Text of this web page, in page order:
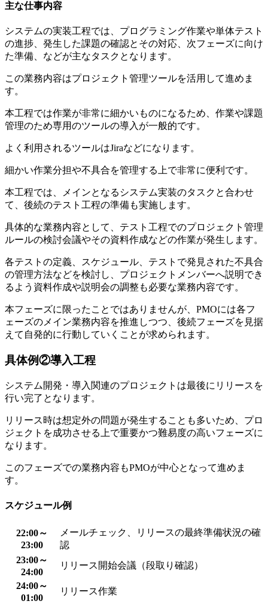
主な仕事内容
システムの実装工程では、プログラミング作業や単体テスト
の進捗、発生した課題の確認とその対応、次フェーズに向け
た準備、などが主なタスクとなります。
この業務内容はプロジェクト管理ツールを活用して進めま
す。
本工程では作業が非常に細かいものになるため、作業や課題
管理のため専用のツールの導入が一般的です。
よく利用されるツールはJiraなどになります。
細かい作業分担や不具合を管理する上で非常に便利です。
本工程では、メインとなるシステム実装のタスクと合わせ
て、後続のテスト工程の準備も実施します。
具体的な業務内容として、テスト工程でのプロジェクト管理
ルールの検討会議やその資料作成などの作業が発生します。
各テストの定義、スケジュール、テストで発見された不具合
の管理方法などを検討し、プロジェクトメンバーへ説明でき
るよう資料作成や説明会の調整も必要な業務内容です。
本フェーズに限ったことではありませんが、PMOには各フ
ェーズのメイン業務内容を推進しつつ、後続フェーズを見据
えて自発的に行動していくことが求められます。
具体例②導入工程
システム開発・導入関連のプロジェクトは最後にリリースを
行い完了となります。
リリース時は想定外の問題が発生することも多いため、プロ
ジェクトを成功させる上で重要かつ難易度の高いフェーズに
なります。
このフェーズでの業務内容もPMOが中心となって進めま
す。
スケジュール例
22:00～
23:00
メールチェック、リリースの最終準備状況の確
認
23:00～
24:00
リリース開始会議（段取り確認）
24:00～
01:00
リリース作業